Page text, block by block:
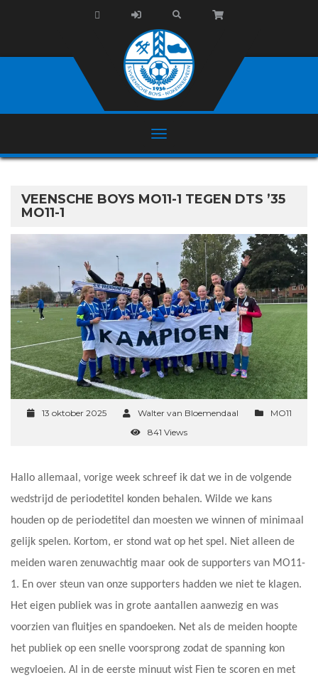
VEENSCHE BOYS MO11-1 TEGEN DTS ’35
MO11-1
13 oktober 2025 Walter van Bloemendaal
MO11
841 Views
Hallo allemaal, vorige week schreef ik dat we in de volgende
wedstrijd de periodetitel konden behalen. Wilde we kans
houden op de periodetitel dan moesten we winnen of minimaal
gelijk spelen. Kortom, er stond wat op het spel. Niet alleen de
meiden waren zenuwachtig maar ook de supporters van MO11-
1. En over steun van onze supporters hadden we niet te klagen.
Het eigen publiek was in grote aantallen aanwezig en was
voorzien van fluitjes en spandoeken. Net als de meiden hoopte
het publiek op een snelle voorsprong zodat de spanning kon
wegvloeien. Al in de eerste minuut wist Fien te scoren en met